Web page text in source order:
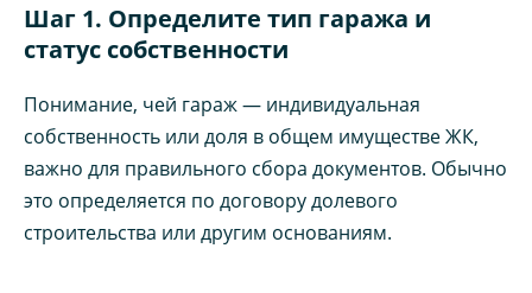
Шаг 1. Определите тип гаража и
статус собственности
Понимание, чей гараж — индивидуальная
собственность или доля в общем имуществе ЖК,
важно для правильного сбора документов. Обычно
это определяется по договору долевого
строительства или другим основаниям.